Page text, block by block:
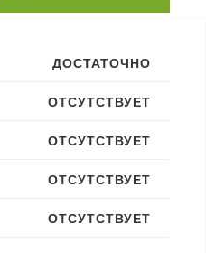
ДОСТАТОЧНО
ОТСУТСТВУЕТ
ОТСУТСТВУЕТ
ОТСУТСТВУЕТ
ОТСУТСТВУЕТ